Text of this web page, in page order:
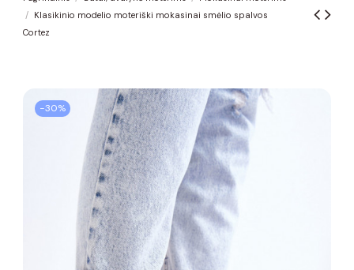
Klasikinio modelio moteriški mokasinai smėlio spalvos
Cortez
−30%